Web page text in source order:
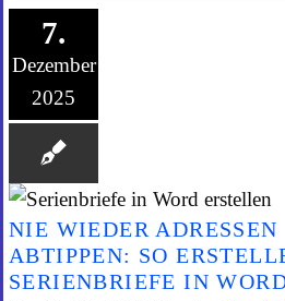
7.
Dezember
2025
NIE WIEDER ADRESSEN
ABTIPPEN: SO
SERIENBRIEFE IN